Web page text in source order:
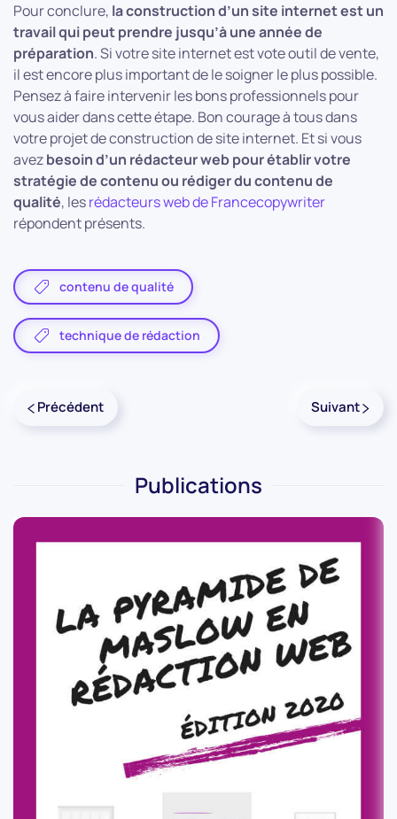
Pour conclure, la construction d’un site internet est un
travail qui peut prendre jusqu’à une année de
préparation. Si votre site internet est vote outil de vente,
il est encore plus important de le soigner le plus possible.
Pensez à faire intervenir les bons professionnels pour
vous aider dans cette étape. Bon courage à tous dans
votre projet de construction de site internet. Et si vous
avezbesoin d’un rédacteur web pour établir votre
stratégie de contenu ou rédiger du contenu de
qualité, lesrédacteurs web de Francecopywriter
répondent présents.
contenu de qualité
technique de rédaction
Précédent Suivant
Publications